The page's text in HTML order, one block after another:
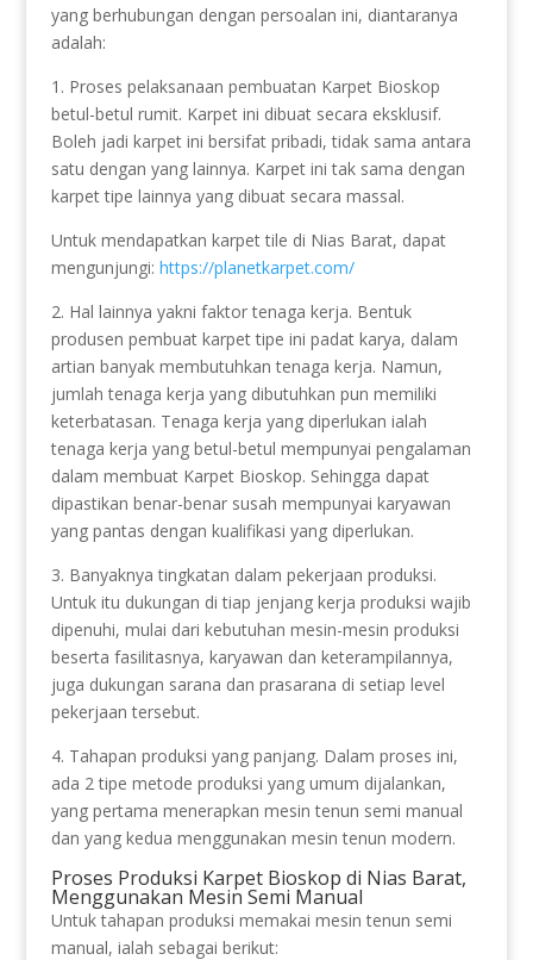
yang berhubungan dengan persoalan ini, diantaranya
adalah:
1. Proses pelaksanaan pembuatan Karpet Bioskop
betul-betul rumit. Karpet ini dibuat secara eksklusif.
Boleh jadi karpet ini bersifat pribadi, tidak sama antara
satu dengan yang lainnya. Karpet ini tak sama dengan
karpet tipe lainnya yang dibuat secara massal.
Untuk mendapatkan karpet tile di Nias Barat, dapat
mengunjungi: https://planetkarpet.com/
2. Hal lainnya yakni faktor tenaga kerja. Bentuk
produsen pembuat karpet tipe ini padat karya, dalam
artian banyak membutuhkan tenaga kerja. Namun,
jumlah tenaga kerja yang dibutuhkan pun memiliki
keterbatasan. Tenaga kerja yang diperlukan ialah
tenaga kerja yang betul-betul mempunyai pengalaman
dalam membuat Karpet Bioskop. Sehingga dapat
dipastikan benar-benar susah mempunyai karyawan
yang pantas dengan kualifikasi yang diperlukan.
3. Banyaknya tingkatan dalam pekerjaan produksi.
Untuk itu dukungan di tiap jenjang kerja produksi wajib
dipenuhi, mulai dari kebutuhan mesin-mesin produksi
beserta fasilitasnya, karyawan dan keterampilannya,
juga dukungan sarana dan prasarana di setiap level
pekerjaan tersebut.
4. Tahapan produksi yang panjang. Dalam proses ini,
ada 2 tipe metode produksi yang umum dijalankan,
yang pertama menerapkan mesin tenun semi manual
dan yang kedua menggunakan mesin tenun modern.
Proses Produksi Karpet Bioskop di Nias Barat,
Menggunakan Mesin Semi Manual
Untuk tahapan produksi memakai mesin tenun semi
manual, ialah sebagai berikut: